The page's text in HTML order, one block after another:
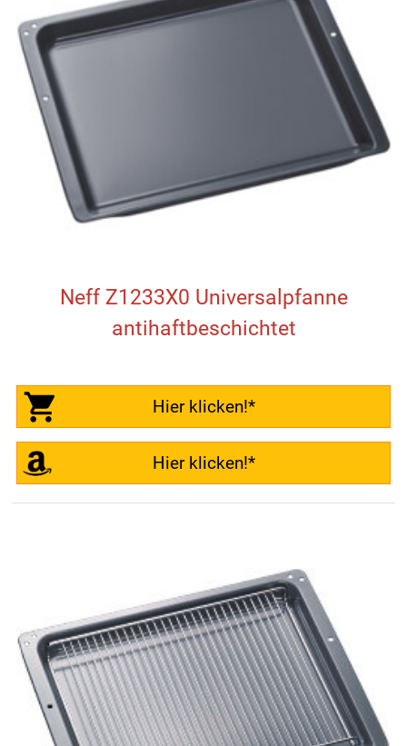
Neff Z1233X0 Universalpfanne
antihaftbeschichtet
Hier klicken!*
Hier klicken!*